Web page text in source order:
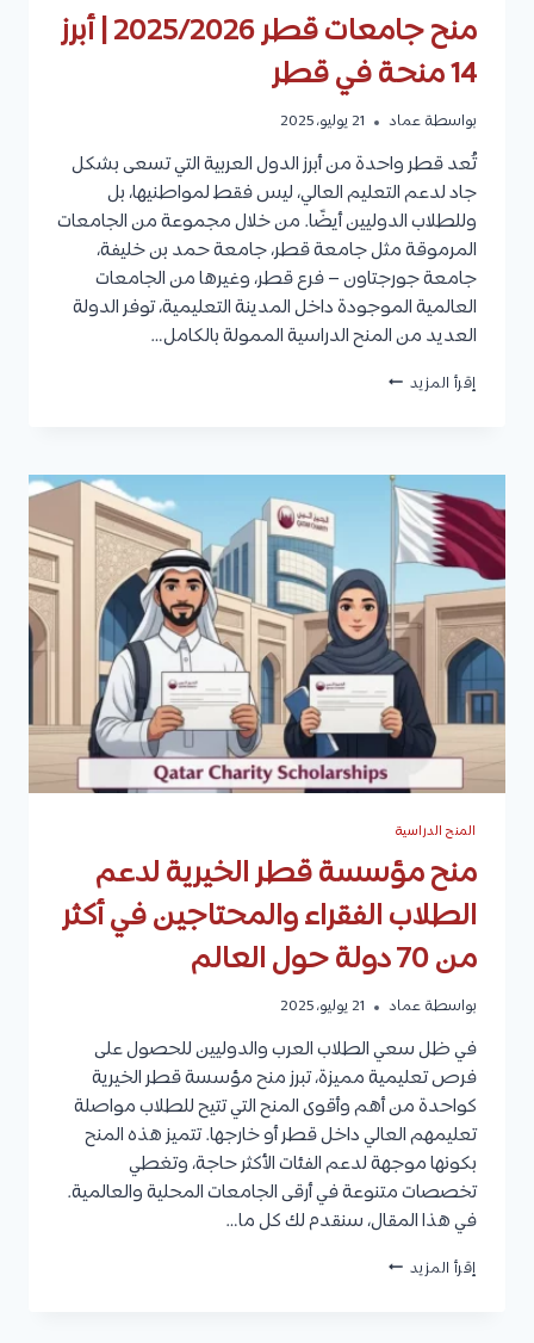
منح جامعات قطر 2025/2026 | أبرز
14 منحة في قطر
بواسطة عماد 21 يوليو، 2025
تُعد قطر واحدة من أبرز الدول العربية التي تسعى بشكل
جاد لدعم التعليم العالي، ليس فقط لمواطنيها، بل
وللطلاب الدوليين أيضًا. من خلال مجموعة من الجامعات
المرموقة مثل جامعة قطر، جامعة حمد بن خليفة،
جامعة جورجتاون – فرع قطر، وغيرها من الجامعات
العالمية الموجودة داخل المدينة التعليمية، توفر الدولة
العديد من المنح الدراسية الممولة بالكامل…
إقرأ المزيد منح
|
أبرز
14
منحة
في
قطر
المنح الدراسية
منح مؤسسة قطر الخيرية لدعم
الطلاب الفقراء والمحتاجين في أكثر
من 70 دولة حول العالم
بواسطة عماد 21 يوليو، 2025
في ظل سعي الطلاب العرب والدوليين للحصول على
فرص تعليمية مميزة، تبرز منح مؤسسة قطر الخيرية
كواحدة من أهم وأقوى المنح التي تتيح للطلاب مواصلة
تعليمهم العالي داخل قطر أو خارجها. تتميز هذه المنح
بكونها موجهة لدعم الفئات الأكثر حاجة، وتغطي
تخصصات متنوعة في أرقى الجامعات المحلية والعالمية.
في هذا المقال، سنقدم لك كل ما…
إقرأ المزيد منح